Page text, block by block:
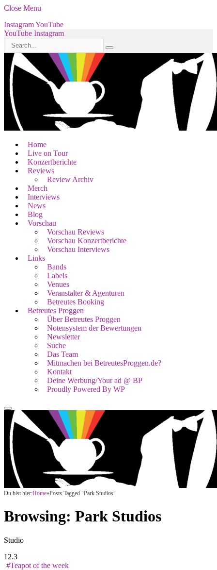
Close Menu
InstagramYouTube
YouTube Instagram
Home
Live on Tour
Konzertberichte
Reviews
Review Archiv
Merch
Interviews
News
Blog
Vorschau
Vorschau Reviews
Vorschau Konzertberichte
Vorschau Interviews
Links
Bands
Labels
Venues
Veranstalter & Agenturen
Betreutes Booking
Betreutes Proggen
Über Betreutes Proggen
Notensystem der Bewertungen
Newsletter
Suche
Das Team
Mitmachen bei BetreutesProggen.de?
Kontakt
Deine Werbung/Your ad @ BP
Proudly Powered By WP
Du bist hier:Home»Posts Tagged "Park Studios"
Browsing: Park Studios
Studio
12.3
#Teapot of the week